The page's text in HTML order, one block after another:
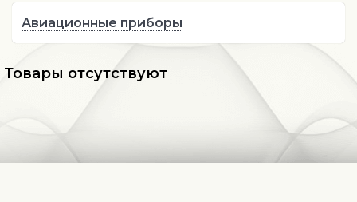
Авиационные приборы
Товары отсутствуют